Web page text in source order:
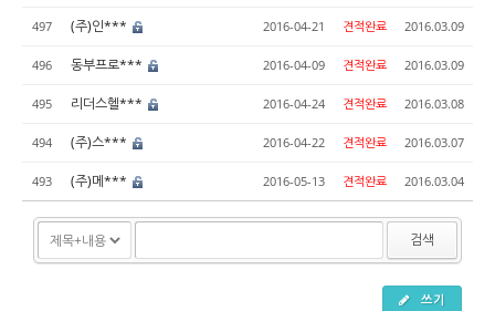
497 (주)인*** 2016-04-21 견적완료 2016.03.09
496 동부프로*** 2016-04-09 견적완료 2016.03.09
495 리더스헬*** 2016-04-24 견적완료 2016.03.08
494 (주)스*** 2016-04-22 견적완료 2016.03.07
493 (주)메*** 2016-05-13 견적완료 2016.03.04
검색
쓰기